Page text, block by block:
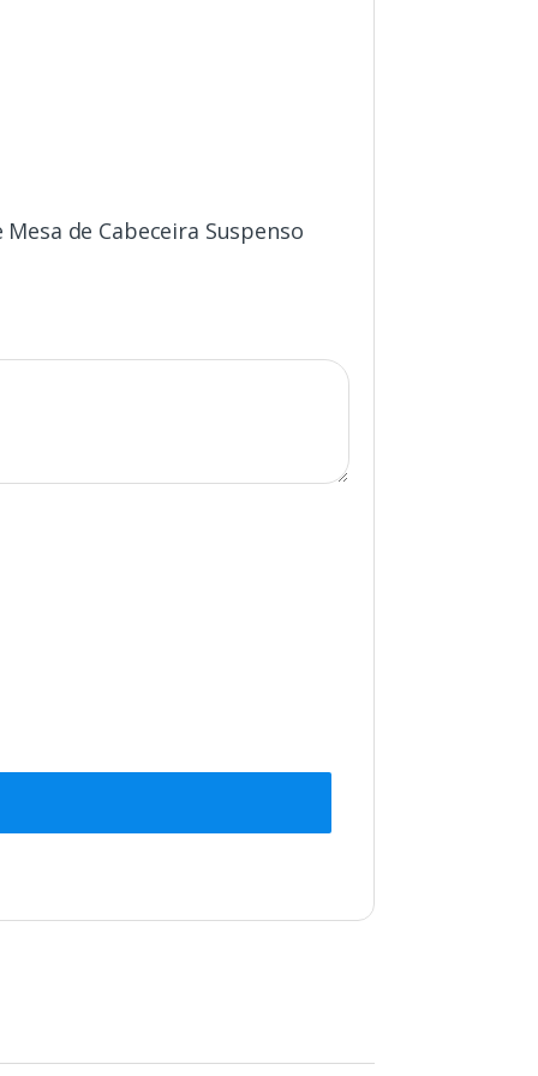
de Cabeceira Suspenso